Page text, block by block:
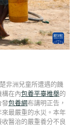
非洲兒童所遭遇的饑
在內包養平臺推舉的
發包養網布講明正告，
最嚴重的水災。本年
醫治的嚴重養分不良